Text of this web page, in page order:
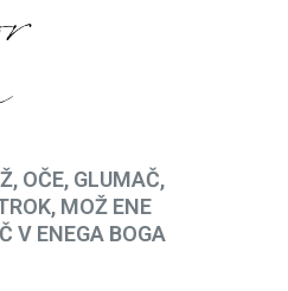
OČE, GLUMAČ,
MOŽ ENE
V ENEGA BOGA